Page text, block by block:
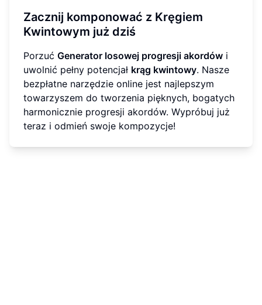
Zacznij komponować z Kręgiem
Kwintowym już dziś
Porzuć Generator losowej progresji akordów i
uwolnić pełny potencjał krąg kwintowy. Nasze
bezpłatne narzędzie online jest najlepszym
towarzyszem do tworzenia pięknych, bogatych
harmonicznie progresji akordów. Wypróbuj już
teraz i odmień swoje kompozycje!